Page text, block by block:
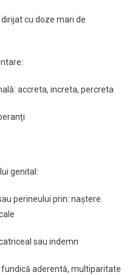
cu doze mari de
accreta, increta, percreta
genital:
perineului prin: naştere
sau indemn
aderentă, multiparitate